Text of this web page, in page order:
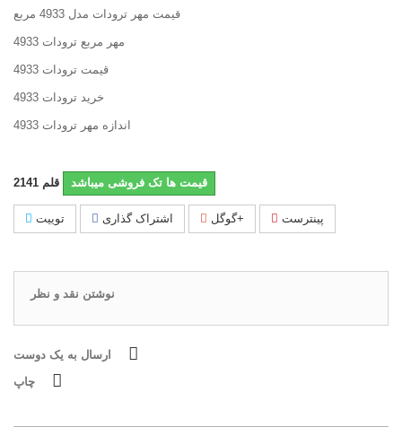
قیمت مهر ترودات مدل 4933 مربع
مهر مربع ترودات 4933
قیمت ترودات 4933
خرید ترودات 4933
اندازه مهر ترودات 4933
2141 قلم قیمت ها تک فروشی میباشد
توییت اشتراک گذاری گوگل+ پینترست
نوشتن نقد و نظر
ارسال به یک دوست
چاپ